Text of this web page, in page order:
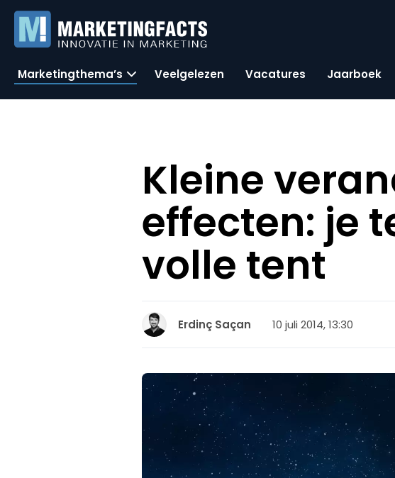
Marketingthema’s Veelgelezen Vacatures Jaarboek
Kleine
effecten: je
volle tent
Erdinç Saçan 10 juli 2014, 13:30